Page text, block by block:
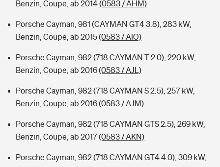
Benzin, Coupe, ab 2014(0583 / AHM)
Porsche Cayman, 981 (CAYMAN GT4 3.8), 283 kW,
Benzin, Coupe, ab 2015(0583 / AIO)
Porsche Cayman, 982 (718 CAYMAN T 2.0), 220 kW,
Benzin, Coupe, ab 2016(0583 / AJL)
Porsche Cayman, 982 (718 CAYMAN S 2.5), 257 kW,
Benzin, Coupe, ab 2016(0583 / AJM)
Porsche Cayman, 982 (718 CAYMAN GTS 2.5), 269 kW,
Benzin, Coupe, ab 2017(0583 / AKN)
Porsche Cayman, 982 (718 CAYMAN GT4 4.0), 309 kW,